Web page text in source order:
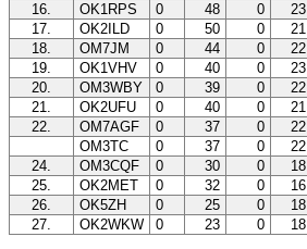
16.
OK1RPS 0 48 0 23
17.
OK2ILD 0 50 0 21
18.
OM7JM 0 44 0 22
19.
OK1VHV 0 40 0 23
20.
OM3WBY 0 39 0 22
21.
OK2UFU 0 40 0 21
22.
OM7AGF 0 37 0 22
OM3TC
0 37 0 22
24.
OM3CQF 0 30 0 18
25.
OK2MET 0 32 0 16
26.
OK5ZH 0 25 0 18
27.
OK2WKW 0 23 0 18